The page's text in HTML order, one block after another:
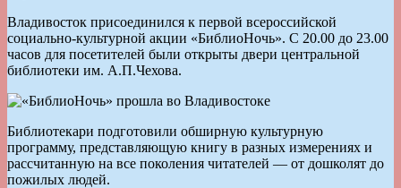
Владивосток присоединился к первой всероссийской
социально-культурной акции «БиблиоНочь». С 20.00 до 23.00
часов для посетителей были открыты двери центральной
библиотеки им. А.П.Чехова.
Библиотекари подготовили обширную культурную
программу, представляющую книгу в разных измерениях и
рассчитанную на все поколения читателей — от дошколят до
пожилых людей.